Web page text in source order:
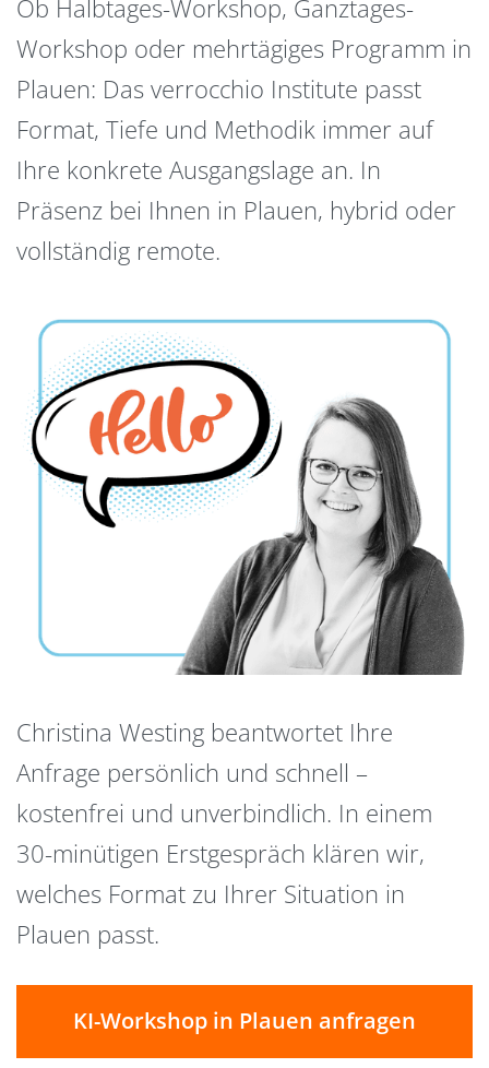
Ob Halbtages-Workshop, Ganztages-
Workshop oder mehrtägiges Programm in
Plauen: Das verrocchio Institute passt
Format, Tiefe und Methodik immer auf
Ihre konkrete Ausgangslage an. In
Präsenz bei Ihnen in Plauen, hybrid oder
vollständig remote.
Christina Westing beantwortet Ihre
Anfrage persönlich und schnell –
kostenfrei und unverbindlich. In einem
30-minütigen Erstgespräch klären wir,
welches Format zu Ihrer Situation in
Plauen passt.
KI-Workshop in Plauen anfragen